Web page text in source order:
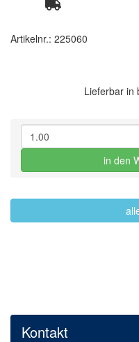
Artikelnr.: 225060
Lieferbar in
in den
Kontakt